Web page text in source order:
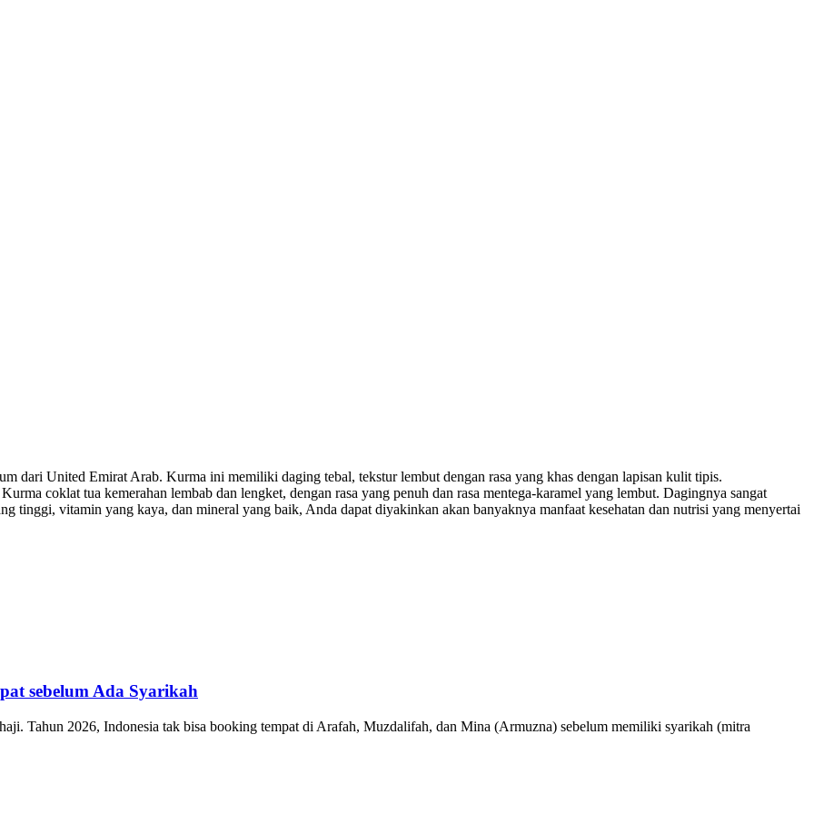
dari United Emirat Arab. Kurma ini memiliki daging tebal, tekstur lembut dengan rasa yang khas dengan lapisan kulit tipis.
coklat tua kemerahan lembab dan lengket, dengan rasa yang penuh dan rasa mentega-karamel yang lembut. Dagingnya sangat
tinggi, vitamin yang kaya, dan mineral yang baik, Anda dapat diyakinkan akan banyaknya manfaat kesehatan dan nutrisi yang menyertai
sebelum Ada Syarikah
Tahun 2026, Indonesia tak bisa booking tempat di Arafah, Muzdalifah, dan Mina (Armuzna) sebelum memiliki syarikah (mitra